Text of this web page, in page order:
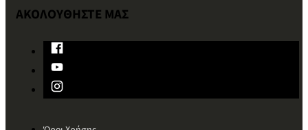
ΑΚΟΛΟΥΘΗΣΤΕ ΜΑΣ